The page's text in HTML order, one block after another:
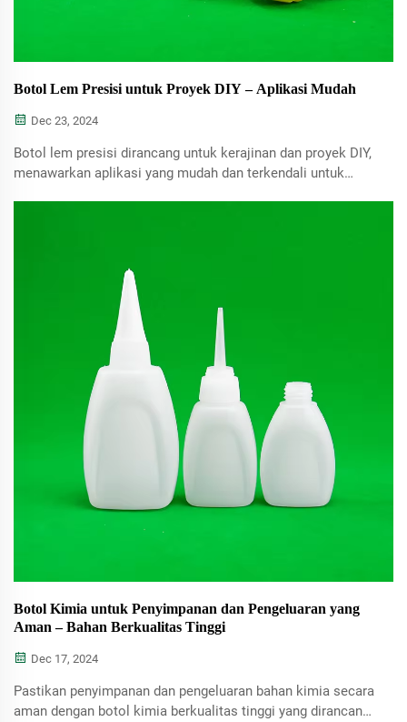
Botol Lem Presisi untuk Proyek DIY – Aplikasi Mudah
Dec 23, 2024
Botol lem presisi dirancang untuk kerajinan dan proyek DIY,
menawarkan aplikasi yang mudah dan terkendali untuk
Botol Kimia untuk Penyimpanan dan Pengeluaran yang
Aman – Bahan Berkualitas Tinggi
Dec 17, 2024
Pastikan penyimpanan dan pengeluaran bahan kimia secara
aman dengan botol kimia berkualitas tinggi yang dirancang